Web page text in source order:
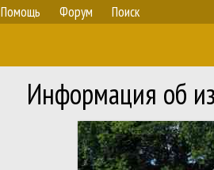
Помощь Форум Поиск
Информация об